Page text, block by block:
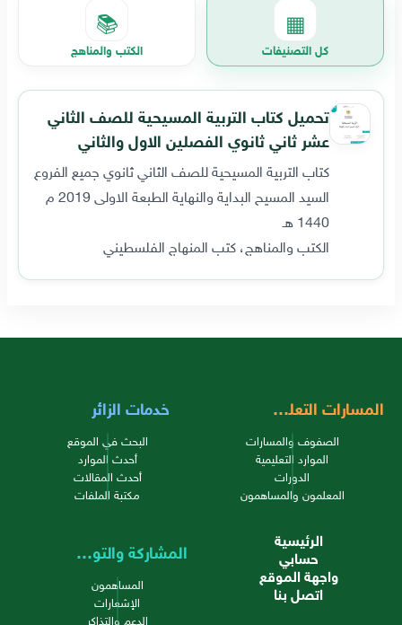
▦
كل التصنيفات
📚
الكتب والمناهج
تحميل كتاب التربية المسيحية للصف الثاني
عشر ثاني ثانوي الفصلين الاول والثاني
كتاب التربية المسيحية للصف الثاني ثانوي جميع الفروع
السيد المسيح البداية والنهاية الطبعة الاولى 2019 م
1440 هـ
الكتب والمناهج، كتب المنهاج الفلسطيني
المسارات التعليمية
الصفوف والمسارات
الموارد التعليمية
الدورات
المعلمون والمساهمون
خدمات الزائر
البحث في الموقع
أحدث الموارد
أحدث المقالات
مكتبة الملفات
الرئيسية
حسابي
واجهة الموقع
اتصل بنا
المشاركة والتواصل
المساهمون
الإشعارات
الدعم والتذاكر